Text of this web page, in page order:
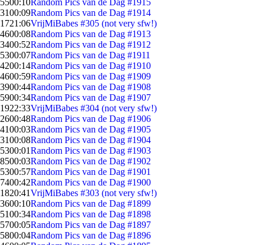
5500:10Random Pics van de Dag #1915
3100:09Random Pics van de Dag #1914
1721:06VrijMiBabes #305 (not very sfw!)
4600:08Random Pics van de Dag #1913
3400:52Random Pics van de Dag #1912
5300:07Random Pics van de Dag #1911
4200:14Random Pics van de Dag #1910
4600:59Random Pics van de Dag #1909
3900:44Random Pics van de Dag #1908
5900:34Random Pics van de Dag #1907
1922:33VrijMiBabes #304 (not very sfw!)
2600:48Random Pics van de Dag #1906
4100:03Random Pics van de Dag #1905
3100:08Random Pics van de Dag #1904
5300:01Random Pics van de Dag #1903
8500:03Random Pics van de Dag #1902
5300:57Random Pics van de Dag #1901
7400:42Random Pics van de Dag #1900
1820:41VrijMiBabes #303 (not very sfw!)
3600:10Random Pics van de Dag #1899
5100:34Random Pics van de Dag #1898
5700:05Random Pics van de Dag #1897
5800:04Random Pics van de Dag #1896